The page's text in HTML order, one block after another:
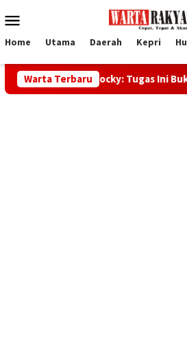
ke
Mobile
Home Utama Daerah Kepri
Warta Terbaru
Rocky: Tugas Ini Bukan Sekadar